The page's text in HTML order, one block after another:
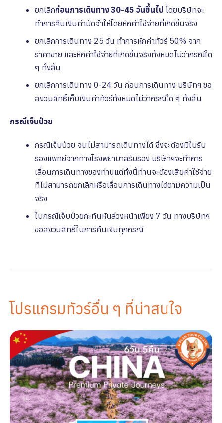
ยกเลิกก่อนการเดินทาง 30-45 วันขึ้นไป โดยบริษัทจะ
ทำการคืนเงินค่ามัดจำให้โดยหักค่าใช้จ่ายที่เกิดขึ้นจริง
ยกเลิกการเดินทาง 25 วัน ทำการหักค่าทัวร์ 50% จาก
ราคาขาย และหักค่าใช้จ่ายที่เกิดขึ้นจริงทั้งหมดไม่ว่ากรณีใด
ๆ ทั้งสิ้น
ยกเลิกการเดินทาง 0-24 วัน ก่อนการเดินทาง บริษัทฯ ขอ
สงวนสิทธิ์เก็บเงินค่าทัวร์ทั้งหมดไม่ว่ากรณีใด ๆ ทั้งสิ้น
กรณีเจ็บป่วย
กรณีเจ็บป่วย จนไม่สามารถเดินทางได้ ซึ่งจะต้องมีใบรับ
รองแพทย์จากทางโรงพยาบาลรับรอง บริษัทฯจะทําการ
เลื่อนการเดินทางของท่านแต่ทั้งนี้ท่านจะต้องเสียค่าใช้จ่าย
ที่ไม่สามารถยกเลิกหรือเลื่อนการเดินทางได้ตามความเป็น
จริง
ในกรณีเจ็บป่วยกะทันหันล่วงหน้าเพียง 7 วัน ทางบริษัทฯ
ขอสงวนสิทธิ์ในการคืนเงินทุกกรณี
โปรแกรมทัวร์อื่น ๆ ที่น่าสนใจ